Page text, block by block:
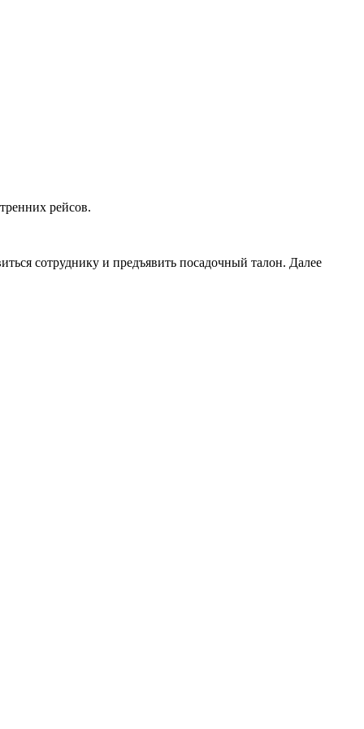
рейсов.
сотруднику и предъявить посадочный талон. Далее